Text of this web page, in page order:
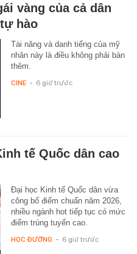
vàng của cả dân
hào
Tài năng và danh tiếng của mỹ
nhân này là điều không phải bàn
thêm.
CINE - 6 giờ trước
tế Quốc dân cao
Đại học Kinh tế Quốc dân vừa
công bố điểm chuẩn năm 2026,
nhiều ngành hot tiếp tục có mức
điểm trúng tuyển cao.
HỌC ĐƯỜNG - 6 giờ trước